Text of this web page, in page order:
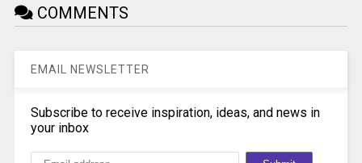
COMMENTS
EMAIL NEWSLETTER
Subscribe to receive inspiration, ideas, and news in
your inbox